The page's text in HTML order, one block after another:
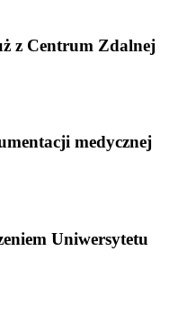
z Centrum Zdalnej
medycznej
Uniwersytetu